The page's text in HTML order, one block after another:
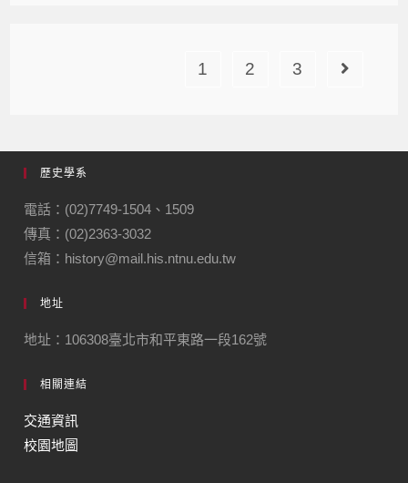
1 2 3
歷史學系
電話：(02)7749-1504、1509
傳真：(02)2363-3032
信箱：history@mail.his.ntnu.edu.tw
地址
地址：106308臺北市和平東路一段162號
相關連結
交通資訊
校園地圖